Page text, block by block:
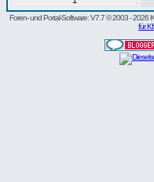
Foren- und Portal-Software: V7.7 © 2003 - 2026
für